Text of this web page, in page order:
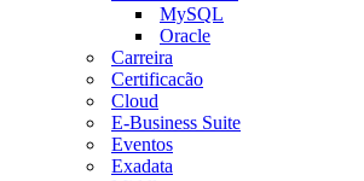
MySQL
Oracle
Carreira
Certificacão
Cloud
E-Business Suite
Eventos
Exadata